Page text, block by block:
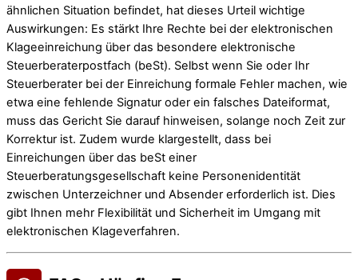
ähnlichen Situation befindet, hat dieses Urteil wichtige
Auswirkungen: Es stärkt Ihre Rechte bei der elektronischen
Klageeinreichung über das besondere elektronische
Steuerberaterpostfach (beSt). Selbst wenn Sie oder Ihr
Steuerberater bei der Einreichung formale Fehler machen, wie
etwa eine fehlende Signatur oder ein falsches Dateiformat,
muss das Gericht Sie darauf hinweisen, solange noch Zeit zur
Korrektur ist. Zudem wurde klargestellt, dass bei
Einreichungen über das beSt einer
Steuerberatungsgesellschaft keine Personenidentität
zwischen Unterzeichner und Absender erforderlich ist. Dies
gibt Ihnen mehr Flexibilität und Sicherheit im Umgang mit
elektronischen Klageverfahren.